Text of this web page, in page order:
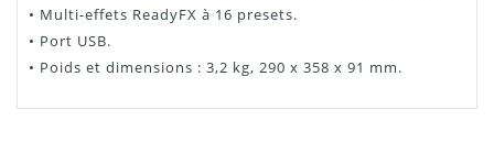
• Multi-effets ReadyFX à 16 presets.
• Port USB.
• Poids et dimensions : 3,2 kg, 290 x 358 x 91 mm.